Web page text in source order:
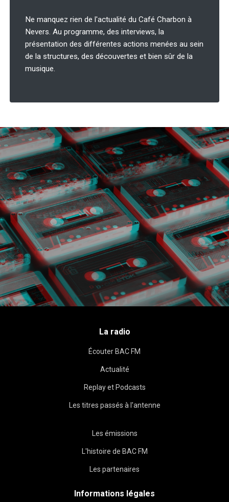
Ne manquez rien de l'actualité du Café Charbon à
Nevers. Au programme, des interviews, la
présentation des différentes actions menées au sein
de la structures, des découvertes et bien sûr de la
musique.
La radio
Écouter BAC FM
Actualité
Replay et Podcasts
Les titres passés à l'antenne
Les émissions
L'histoire de BAC FM
Les partenaires
Informations légales